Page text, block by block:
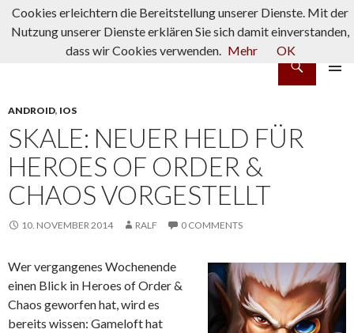
ANDROID, IOS
SKALE: NEUER HELD FÜR
HEROES OF ORDER &
CHAOS VORGESTELLT
10. NOVEMBER 2014 RALF 0 COMMENTS
Wer vergangenes Wochenende
einen Blick in Heroes of Order &
Chaos geworfen hat, wird es
bereits wissen: Gameloft hat
Cookies erleichtern die Bereitstellung unserer Dienste. Mit der
Nutzung unserer Dienste erklären Sie sich damit einverstanden,
dass wir Cookies verwenden. Mehr OK